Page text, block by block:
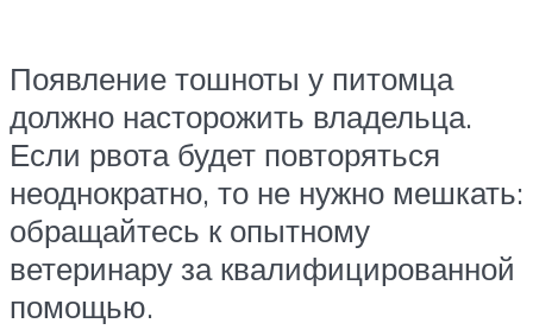
Появление тошноты у питомца
должно насторожить владельца.
Если рвота будет повторяться
неоднократно, то не нужно мешкать:
обращайтесь к опытному
ветеринару за квалифицированной
помощью.